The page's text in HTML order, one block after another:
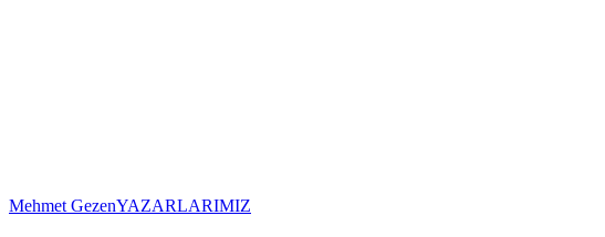
Mehmet GezenYAZARLARIMIZ